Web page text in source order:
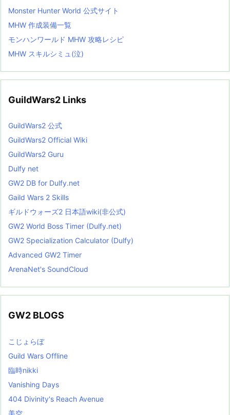
Monster Hunter World 公式サイト
MHW 作成装備一覧
モンハンワールド MHW 攻略レシピ
MHW スキルシミュ(泣)
GuildWars2 Links
GuildWars2 公式
GuildWars2 Official Wiki
GuildWars2 Guru
Dulfy net
GW2 DB for Dulfy.net
Gaild Wars 2 Skills
ギルドウォーズ2 日本語wiki(非公式)
GW2 World Boss Timer (Dulfy.net)
GW2 Specialization Calculator (Dulfy)
Advanced GW2 Timer
ArenaNet's SoundCloud
GW2 BLOGS
こじょらぼ
Guild Wars Offline
臨時nikki
Vanishing Days
404 Divinity's Reach Avenue
美空